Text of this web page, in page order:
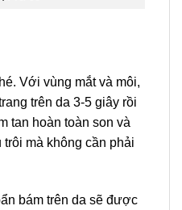
Với vùng mắt và môi,
trên da 3-5 giây rồi
tan hoàn toàn son và
mà không cần phải
bám trên da sẽ được